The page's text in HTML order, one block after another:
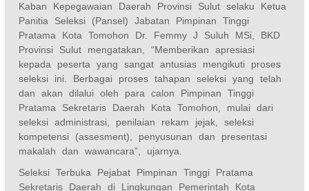
Kaban Kepegawaian Daerah Provinsi Sulut selaku Ketua
Panitia Seleksi (Pansel) Jabatan Pimpinan Tinggi
Pratama Kota Tomohon Dr. Femmy J Suluh MSi, BKD
Provinsi Sulut mengatakan, “Memberikan apresiasi
kepada peserta yang sangat antusias mengikuti proses
seleksi ini. Berbagai proses tahapan seleksi yang telah
dan akan dilalui oleh para calon Pimpinan Tinggi
Pratama Sekretaris Daerah Kota Tomohon, mulai dari
seleksi administrasi, penilaian rekam jejak, seleksi
kompetensi (assesment), penyusunan dan presentasi
makalah dan wawancara”, ujarnya.
Seleksi Terbuka Pejabat Pimpinan Tinggi Pratama
Sekretaris Daerah di Lingkungan Pemerintah Kota